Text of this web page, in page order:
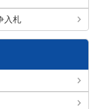
入札